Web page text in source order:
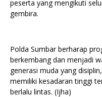
peserta yang mengikuti
gembira.
Polda Sumbar berharap
berkembang dan menjadi
generasi muda yang
memiliki kesadaran tinggi
berlalu lintas. (Ijha)